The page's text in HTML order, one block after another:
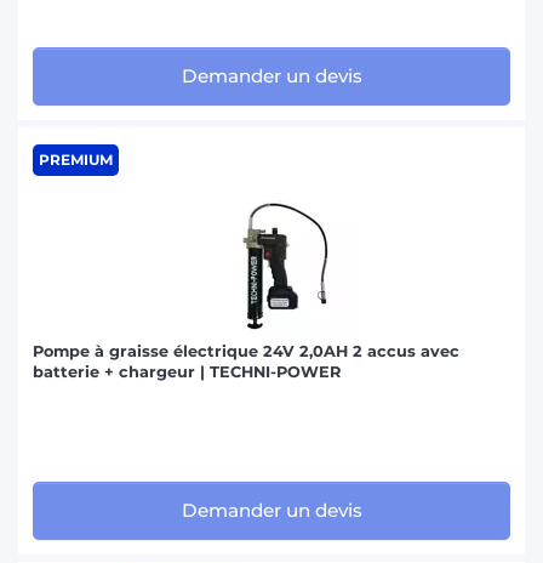
Demander un devis
PREMIUM
Pompe à graisse électrique 24V 2,0AH 2 accus avec
batterie + chargeur | TECHNI-POWER
Demander un devis